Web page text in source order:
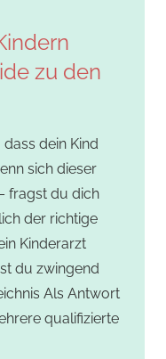
zu den
dein Kind
sich dieser
fragst du dich
der richtige
Kinderarzt
du zwingend
Als Antwort
qualifizierte